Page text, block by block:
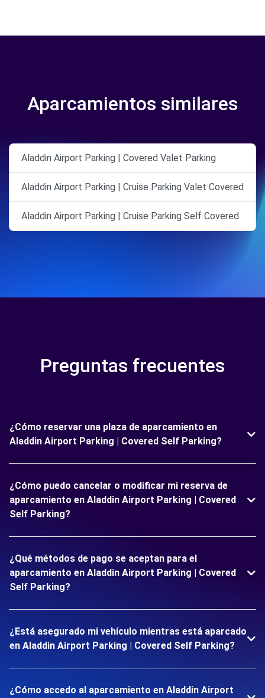
Aparcamientos similares
Aladdin Airport Parking | Covered Valet Parking
Aladdin Airport Parking | Cruise Parking Valet Covered
Aladdin Airport Parking | Cruise Parking Self Covered
Preguntas frecuentes
¿Cómo reservar una plaza de aparcamiento en
Aladdin Airport Parking | Covered Self Parking?
¿Cómo puedo cancelar o modificar mi reserva de
aparcamiento en Aladdin Airport Parking | Covered
Self Parking?
¿Qué métodos de pago se aceptan para el
aparcamiento en Aladdin Airport Parking | Covered
Self Parking?
¿Está asegurado mi vehículo mientras está aparcado
en Aladdin Airport Parking | Covered Self Parking?
¿Cómo accedo al aparcamiento en Aladdin Airport